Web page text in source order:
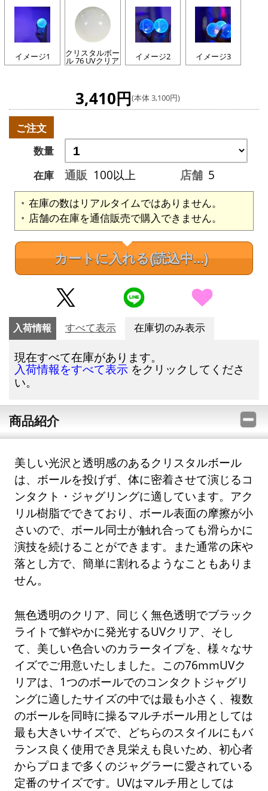
イメージ1 クリスタルボー
ル 76 UVクリア イメージ2 イメージ3
3,410円(本体 3,100円)
ご注文
数量
在庫
通販 100以上 店舗 5
在庫の数はリアルタイムではありません。
店舗の在庫を通信販売で購入できません。
カートに入れる(読込中...)
入荷情報 すべて表示 在庫切のみ表示
現在すべて在庫があります。
入荷情報をすべて表示 をクリックしてくださ
い。
商品紹介
美しい光沢と透明感のあるクリスタルボール
は、ボールを投げず、体に密着させて演じるコ
ンタクト・ジャグリングに適しています。アク
リル樹脂でできており、ボール表面の摩擦が小
さいので、ボール同士が触れ合っても滑らかに
演技を続けることができます。また通常の床や
落とし方で、簡単に割れるようなこともありま
せん。
無色透明のクリア、同じく無色透明でブラック
ライトで鮮やかに発光するUVクリア、そし
て、美しい色合いのカラータイプを、様々なサ
イズでご用意いたしました。この76mmUVク
リアは、1つのボールでのコンタクトジャグリ
ングに適したサイズの中では最も小さく、複数
のボールを同時に操るマルチボール用としては
最も大きいサイズで、どちらのスタイルにもバ
ランス良く使用でき見栄えも良いため、初心者
からプロまで多くのジャグラーに愛されている
定番のサイズです。UVはマルチ用としては